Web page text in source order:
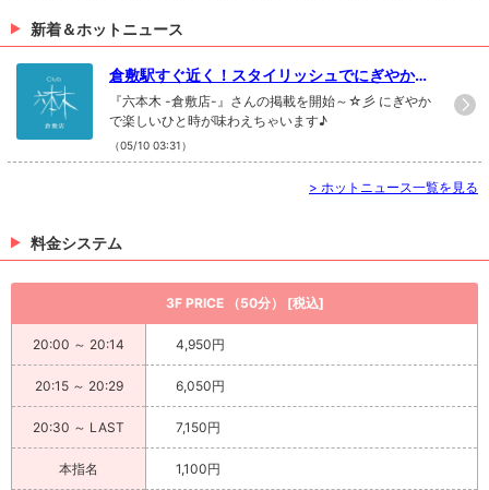
新着＆ホットニュース
倉敷駅すぐ近く！スタイリッシュでにぎやかな
場所♪
『六本木 -倉敷店-』さんの掲載を開始～☆彡 にぎやか
で楽しいひと時が味わえちゃいます♪
（05/10 03:31）
> ホットニュース一覧を見る
料金システム
3F PRICE （50分） [税込]
20:00 ～ 20:14 4,950円
20:15 ～ 20:29 6,050円
20:30 ～ LAST 7,150円
本指名 1,100円